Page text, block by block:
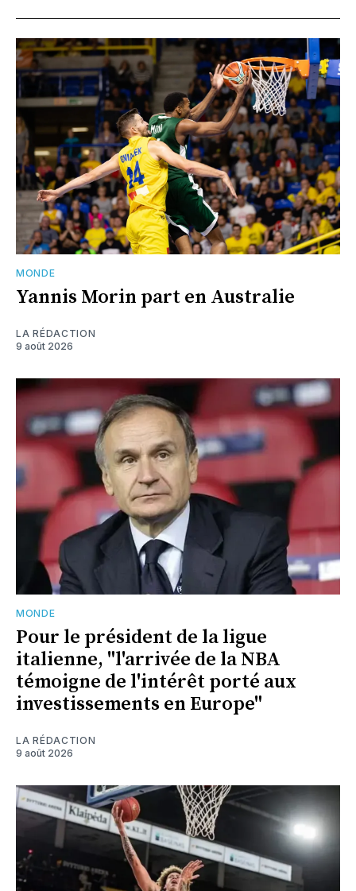
MONDE
Yannis Morin part en Australie
LA RÉDACTION
9 août 2026
MONDE
Pour le président de la ligue
italienne, "l'arrivée de la NBA
témoigne de l'intérêt porté aux
investissements en Europe"
LA RÉDACTION
9 août 2026